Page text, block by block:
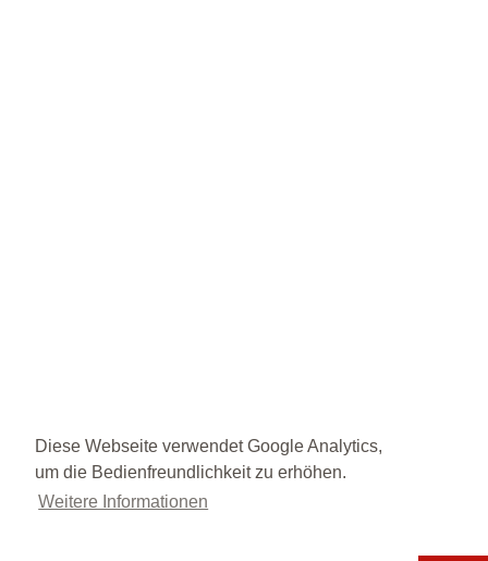
Diese Webseite verwendet Google Analytics,
um die Bedienfreundlichkeit zu erhöhen.
Weitere Informationen